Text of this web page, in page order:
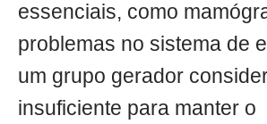
essenciais, como
problemas no sistema de
um grupo gerador
insuficiente para manter o